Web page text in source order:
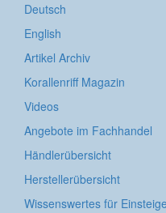
Deutsch
English
Artikel Archiv
Korallenriff Magazin
Videos
Angebote im Fachhandel
Händlerübersicht
Herstellerübersicht
Wissenswertes für